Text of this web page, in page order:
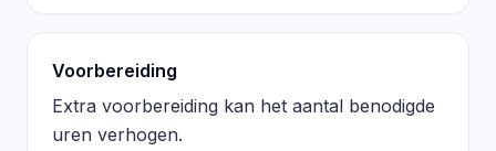
Voorbereiding
Extra voorbereiding kan het aantal benodigde
uren verhogen.